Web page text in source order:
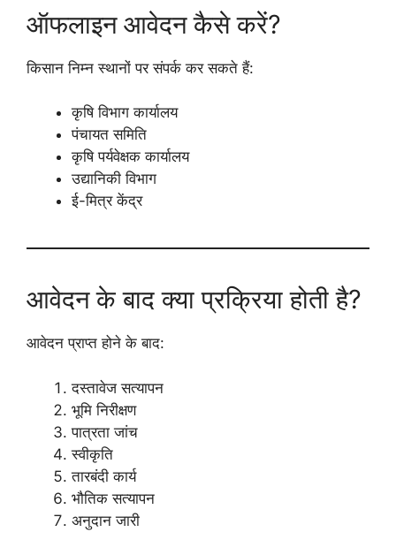
ऑफलाइन आवेदन कैसे करें?
किसान निम्न स्थानों पर संपर्क कर सकते हैं:
कृषि विभाग कार्यालय
पंचायत समिति
कृषि पर्यवेक्षक कार्यालय
उद्यानिकी विभाग
ई-मित्र केंद्र
आवेदन के बाद क्या प्रक्रिया होती है?
आवेदन प्राप्त होने के बाद:
दस्तावेज सत्यापन
भूमि निरीक्षण
पात्रता जांच
स्वीकृति
तारबंदी कार्य
भौतिक सत्यापन
अनुदान जारी